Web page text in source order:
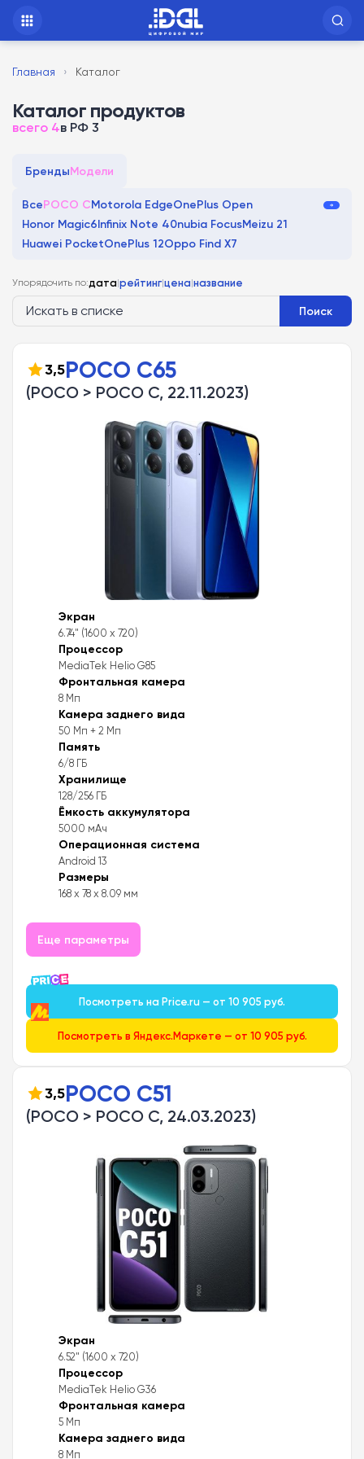
Главная › Каталог
Каталог продуктов
всего 4в РФ 3
БрендыМодели
ВсеPOCO CMotorola EdgeOnePlus Open
Honor Magic6Infinix Note 40nubia FocusMeizu 21
Huawei PocketOnePlus 12Oppo Find X7
Упорядочить по:дата|рейтинг|цена|название
Поиск
3,5POCO C65
(POCO > POCO C, 22.11.2023)
Экран
6.74" (1600 x 720)
Процессор
MediaTek Helio G85
Фронтальная камера
8 Мп
Камера заднего вида
50 Мп + 2 Мп
Память
6/8 ГБ
Хранилище
128/256 ГБ
Ёмкость аккумулятора
5000 мАч
Операционная система
Android 13
Размеры
168 x 78 x 8.09 мм
Еще параметры
Посмотреть на Price.ru — от 10 905 руб.
Посмотреть в Яндекс.Маркете — от 10 905 руб.
3,5POCO C51
(POCO > POCO C, 24.03.2023)
Экран
6.52" (1600 x 720)
Процессор
MediaTek Helio G36
Фронтальная камера
5 Мп
Камера заднего вида
8 Мп